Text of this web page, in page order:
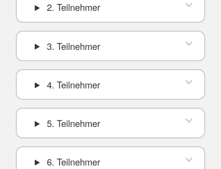
2. Teilnehmer
3. Teilnehmer
4. Teilnehmer
5. Teilnehmer
6. Teilnehmer